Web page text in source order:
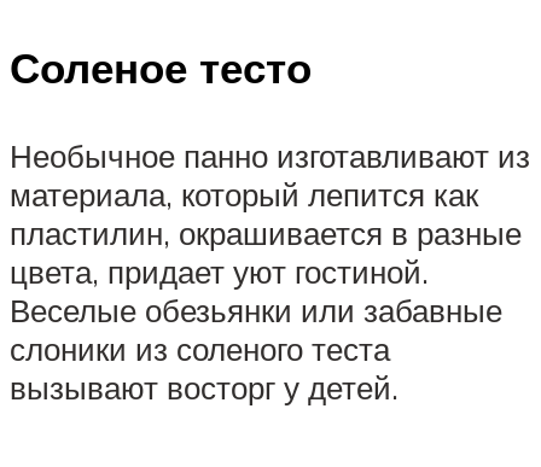
Соленое тесто
Необычное панно изготавливают из
материала, который лепится как
пластилин, окрашивается в разные
цвета, придает уют гостиной.
Веселые обезьянки или забавные
слоники из соленого теста
вызывают восторг у детей.